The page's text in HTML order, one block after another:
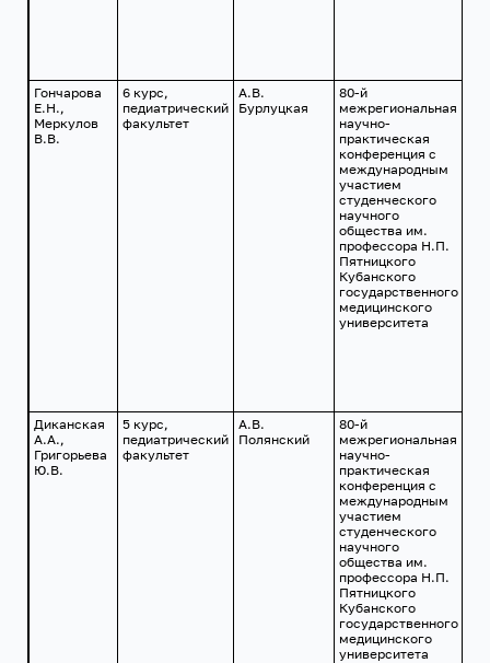
Гончарова
Е.Н.,
Меркулов
В.В.
6 курс,
педиатрический
факультет
А.В.
Бурлуцкая
80-й
межрегиональная
научно-
практическая
конференция с
международным
участием
студенческого
научного
общества им.
профессора Н.П.
Пятницкого
Кубанского
государственного
медицинского
университета
Диканская
А.А.,
Григорьева
Ю.В.
5 курс,
педиатрический
факультет
А.В.
Полянский
80-й
межрегиональная
научно-
практическая
конференция с
международным
участием
студенческого
научного
общества им.
профессора Н.П.
Пятницкого
Кубанского
государственного
медицинского
университета